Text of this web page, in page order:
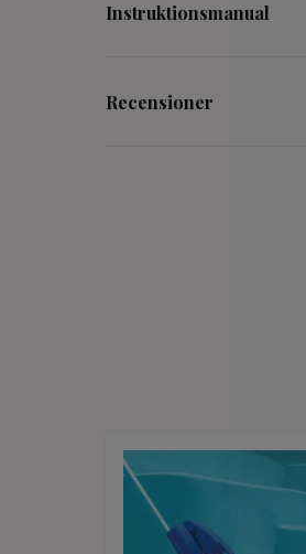
Instruktionsmanual
Recensioner